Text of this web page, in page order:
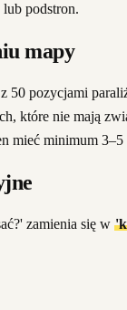
podstron.
mapy
pozycjami
które nie mają
minimum 3–5
zamienia się w